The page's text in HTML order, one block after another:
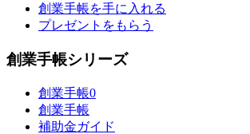
創業手帳を手に入れる
プレゼントをもらう
創業手帳シリーズ
創業手帳0
創業手帳
補助金ガイド